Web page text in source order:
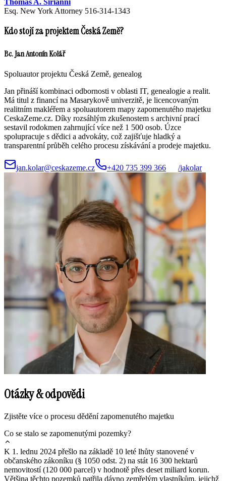
Esq. New York Attorney 516-314-1343
Kdo stojí za projektem Česká Země?
Bc. Jan Antonín Kolář
Spoluautor projektu Česká Země, genealog
Jan přináší kombinaci odbornosti v oblasti IT, genealogie a realit.
Má titul z financí na Masarykově univerzitě, je licencovaným
realitním makléřem a spoluautorem mapy zapomenutého majetku
CeskaZeme.cz. Díky rozsáhlým zkušenostem s archivní prací
sestavil rodokmen zahrnující více než 1 500 osob. Úzce
spolupracuje s dědici a advokáty, což zajišťuje hladký a
transparentní průběh celého procesu získávání a prodeje majetku.
jan.kolar@ceskazeme.cz +420 735 399 366 /jakolar
Otázky & odpovědi
Zjistěte více o procesu dědění zapomenutého majetku
Co se stalo se zapomenutými pozemky?
K 1. lednu 2024 přešlo na základě 10 leté lhůty stanovené v
občanského zákoníku (§ 1050 odst. 2) na stát 16 300 hektarů
nemovitostí (120 000 parcel) v hodnotě přes deset miliard korun.
Většina těchto pozemků patřila dávno zemřelým vlastníkům, jejichž